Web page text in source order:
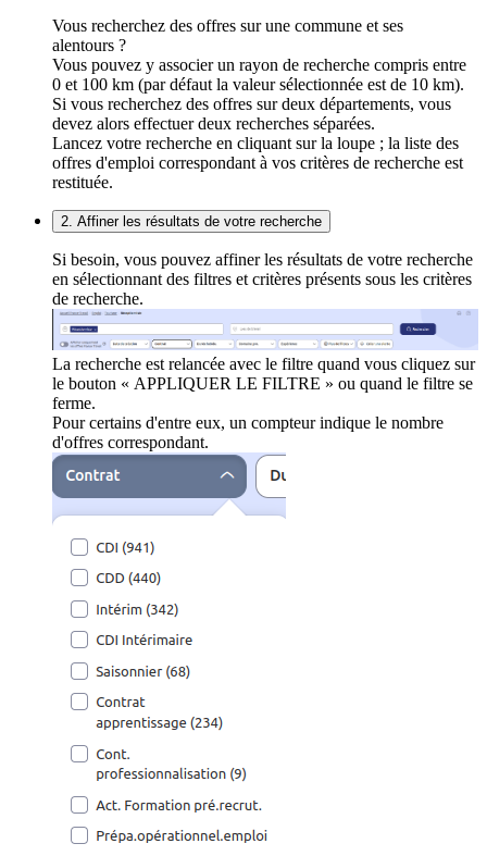
Vous recherchez des offres sur une commune et ses
alentours ?
Vous pouvez y associer un rayon de recherche compris entre
0 et 100 km (par défaut la valeur sélectionnée est de 10 km).
Si vous recherchez des offres sur deux départements, vous
devez alors effectuer deux recherches séparées.
Lancez votre recherche en cliquant sur la loupe ; la liste des
offres d'emploi correspondant à vos critères de recherche est
restituée.
2. Affiner les résultats de votre recherche
Si besoin, vous pouvez affiner les résultats de votre recherche
en sélectionnant des filtres et critères présents sous les critères
de recherche.
La recherche est relancée avec le filtre quand vous cliquez sur
le bouton « APPLIQUER LE FILTRE » ou quand le filtre se
ferme.
Pour certains d'entre eux, un compteur indique le nombre
d'offres correspondant.